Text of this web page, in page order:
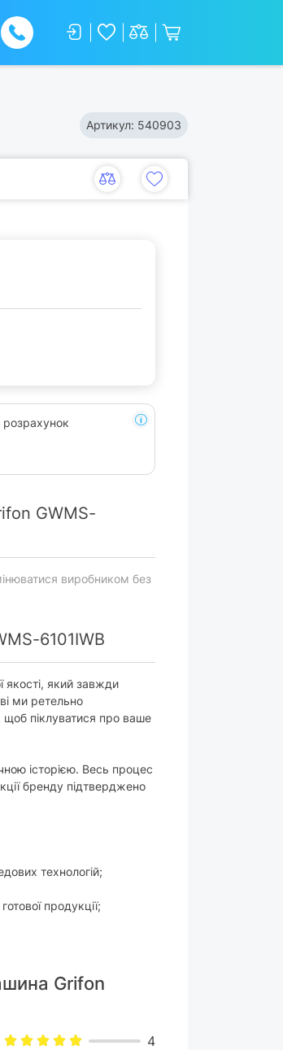
Артикул: 540903
розрахунок
GWMS-
виробником без
6101IWB
якості, який завжди
ми ретельно
щоб піклуватися про ваше
історією. Весь процес
бренду підтверджено
технологій;
продукції;
Grifon
4